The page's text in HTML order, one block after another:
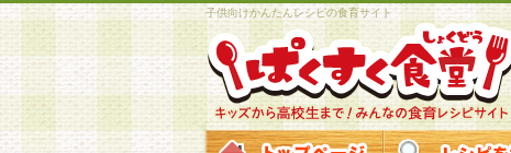
子供向けかんたんレシピの食育サイト